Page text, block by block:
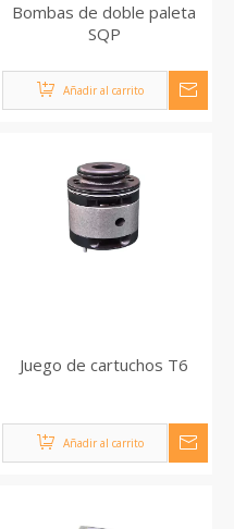
Bombas de doble paleta
SQP
Añadir al carrito
Juego de cartuchos T6
Añadir al carrito